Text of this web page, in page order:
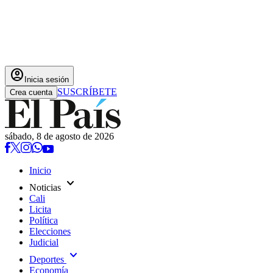
account_circle Inicia sesión
Crea cuenta SUSCRÍBETE
sábado, 8 de agosto de 2026
Inicio
Noticias expand_more
Cali
Licita
Política
Elecciones
Judicial
Deportes expand_more
Economía